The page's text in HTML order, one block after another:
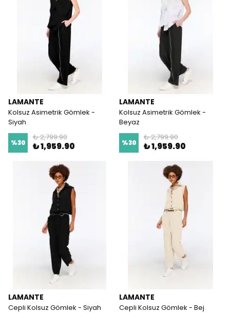
LAMANTE
Kolsuz Asimetrik Gömlek -
Siyah
%30
₺ 2,799.90
₺ 1,959.90
LAMANTE
Kolsuz Asimetrik Gömlek -
Beyaz
%30
₺ 2,799.90
₺ 1,959.90
LAMANTE
Cepli Kolsuz Gömlek - Siyah
LAMANTE
Cepli Kolsuz Gömlek - Bej